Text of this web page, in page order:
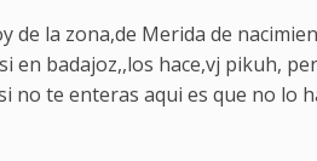
de la zona,de Merida de
en badajoz,,los hace,vj pikuh,
no te enteras aqui es que no lo